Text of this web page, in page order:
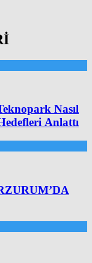
Nasıl
Anlattı